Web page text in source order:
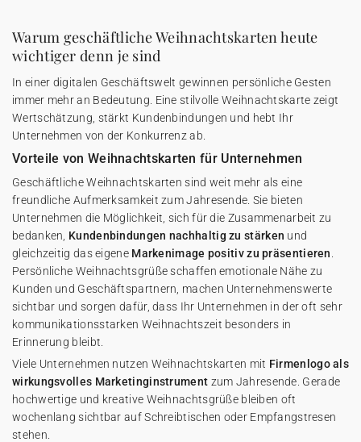
Warum geschäftliche Weihnachtskarten heute
wichtiger denn je sind
In einer digitalen Geschäftswelt gewinnen persönliche Gesten
immer mehr an Bedeutung. Eine stilvolle Weihnachtskarte zeigt
Wertschätzung, stärkt Kundenbindungen und hebt Ihr
Unternehmen von der Konkurrenz ab.
Vorteile von Weihnachtskarten für Unternehmen
Geschäftliche Weihnachtskarten sind weit mehr als eine
freundliche Aufmerksamkeit zum Jahresende. Sie bieten
Unternehmen die Möglichkeit, sich für die Zusammenarbeit zu
bedanken, Kundenbindungen nachhaltig zu stärken und
gleichzeitig das eigene Markenimage positiv zu präsentieren
Persönliche Weihnachtsgrüße schaffen emotionale Nähe zu
Kunden und Geschäftspartnern, machen Unternehmenswerte
sichtbar und sorgen dafür, dass Ihr Unternehmen in der oft sehr
kommunikationsstarken Weihnachtszeit besonders in
Erinnerung bleibt.
Viele Unternehmen nutzen Weihnachtskarten mit Firmenlogo als
wirkungsvolles Marketinginstrument zum Jahresende. Gerade
hochwertige und kreative Weihnachtsgrüße bleiben oft
wochenlang sichtbar auf Schreibtischen oder Empfangstresen
stehen.